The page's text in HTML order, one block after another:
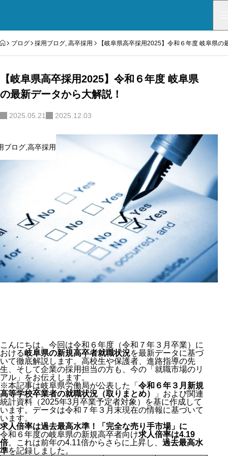
HOME
ブログ 採用ブログ ,高卒採用 【岐阜県高卒採用2025】令和６年度 岐阜県の
【岐阜県高卒採用2025】令和６年度 岐阜県
の最新データから大解説！
2025.05.21 2025.12.03
ブログ 高卒採用
こんにちは。今回は令和６年度（令和７年３月卒業）に
おける岐阜県の新規高卒者就職状況を最新データに基づ
いて徹底解説します。高校生や保護者、進路指導の先
生、そして企業の採用担当の方も、今の「就職市場のリ
アル」をお伝えします。
※本記事は岐阜県労働局が公表した「 令和６年３月新規
高等学校卒業者の就職状況（取りまとめ）
」および関連
統計資料（2025年3月卒業予定者対象）を基に作成して
います。データは令和７年３月末現在の情報に基づいて
います。
求人倍率は過去最高水準！「完全な売り手市場」に
令和６年度の岐阜県の新規高卒者向け求人倍率は4.19
倍。これは前年の4.11倍からさらに上昇し、 過去最高水
準を記録しました。